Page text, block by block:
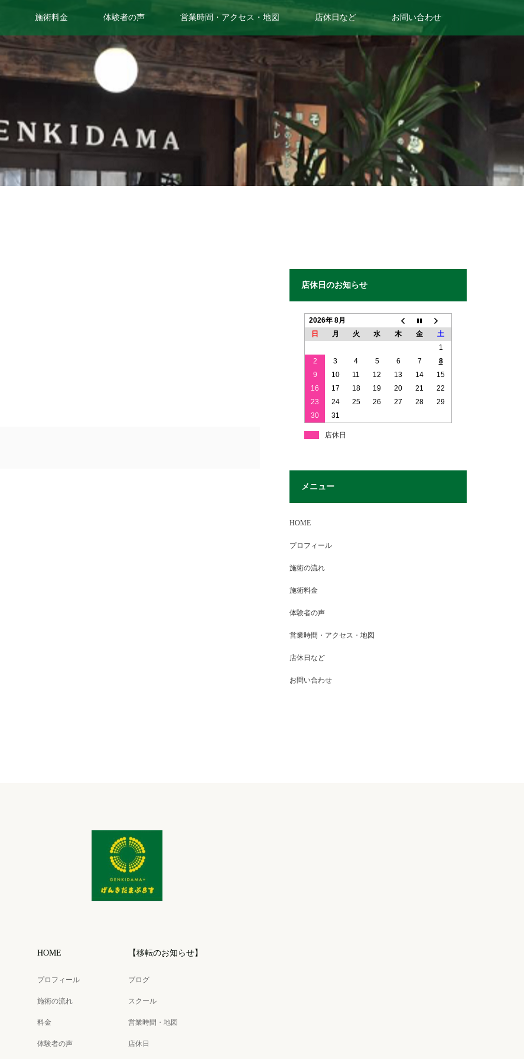
施術料金 体験者の声 営業時間・アクセス・地図 店休日など お問い合わせ
店休日のお知らせ
2026年 8月
日
月 火 水 木 金
土
1
2
3 4 5 6 7
8
9
10 11 12 13 14
15
16
17 18 19 20 21
22
23
24 25 26 27 28
29
30
31
店休日
メニュー
HOME
プロフィール
施術の流れ
施術料金
体験者の声
営業時間・アクセス・地図
店休日など
お問い合わせ
HOME
プロフィール
施術の流れ
料金
体験者の声
【移転のお知らせ】
ブログ
スクール
営業時間・地図
店休日